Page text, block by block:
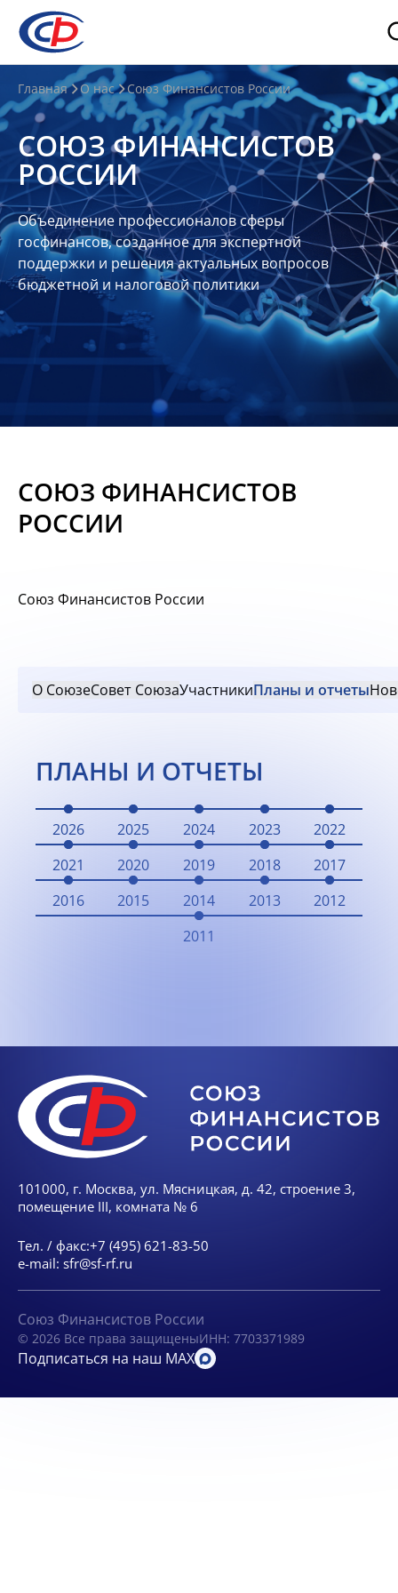
О
нас
О
СФР
Совет
Союза
Участники
Планы
отчеты
Контакты
Материалы
Главная О нас Союз Финансистов России
СОЮЗ ФИНАНСИСТОВ
РОССИИ
Объединение профессионалов сферы
госфинансов, созданное для экспертной
поддержки и решения актуальных вопросов
бюджетной и налоговой политики
СОЮЗ ФИНАНСИСТОВ
РОССИИ
Союз Финансистов России
О СоюзеСовет СоюзаУчастникиПланы и отчеты
ПЛАНЫ И ОТЧЕТЫ
2026 2025 2024 2023
2022
2021
2020 2019 2018
2017
2016
2015 2014 2013
2012
2011
101000, г. Москва, ул. Мясницкая, д. 42, строение 3,
помещение III, комната № 6
Тел. / факс:+7 (495) 621-83-50
e-mail: sfr@sf-rf.ru
Союз Финансистов России
© 2026 Все права защищеныИНН: 7703371989
Подписаться на наш MAX